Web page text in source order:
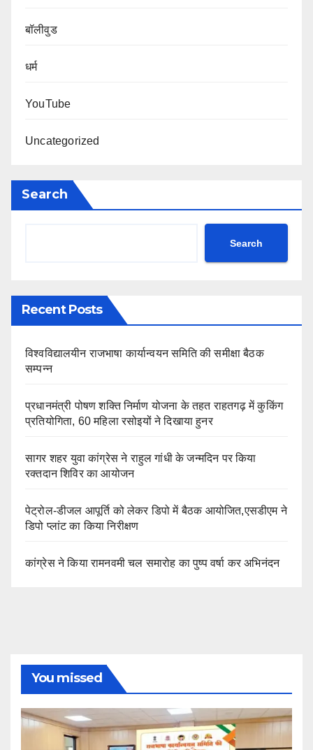
बॉलीवुड
धर्म
YouTube
Uncategorized
Search
Search
Recent Posts
विश्वविद्यालयीन राजभाषा कार्यान्वयन समिति की समीक्षा बैठक
सम्पन्न
प्रधानमंत्री पोषण शक्ति निर्माण योजना के तहत राहतगढ़ में कुकिंग
प्रतियोगिता, 60 महिला रसोइयों ने दिखाया हुनर
सागर शहर युवा कांग्रेस ने राहुल गांधी के जन्मदिन पर किया
रक्तदान शिविर का आयोजन
पेट्रोल-डीजल आपूर्ति को लेकर डिपो में बैठक आयोजित,एसडीएम ने
डिपो प्लांट का किया निरीक्षण
कांग्रेस ने किया रामनवमी चल समारोह का पुष्प वर्षा कर अभिनंदन
You missed